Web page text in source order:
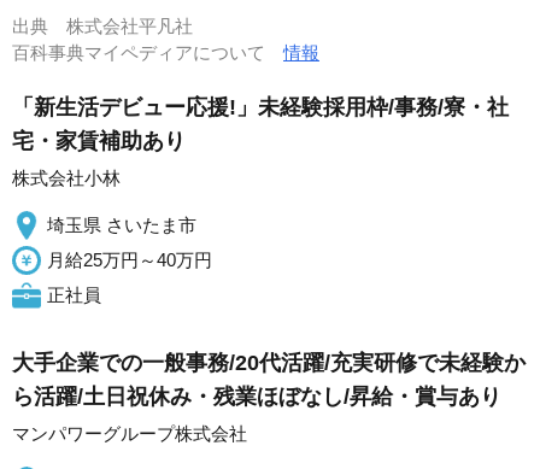
出典 株式会社平凡社
百科事典マイペディアについて情報
「新生活デビュー応援!」未経験採用枠/事務/寮・社
宅・家賃補助あり
株式会社小林
埼玉県 さいたま市
月給25万円～40万円
正社員
大手企業での一般事務/20代活躍/充実研修で未経験か
ら活躍/土日祝休み・残業ほぼなし/昇給・賞与あり
マンパワーグループ株式会社